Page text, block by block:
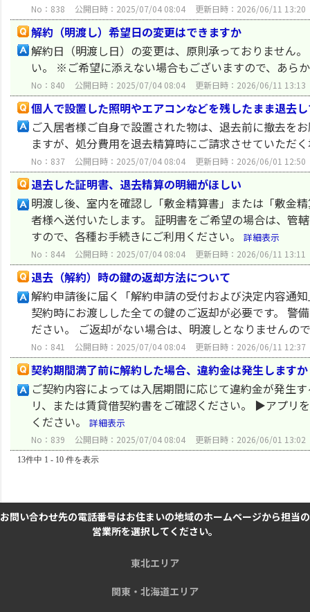
No：838 公開日時：2025/07/04 08:04 更新日時：2026/06/11 13:20
解約（明渡し）希望日の変更はできますか
解約日（明渡し日）の変更は、原則承っておりません
い。 ※ご希望に添えない場合もございますので、あら
No：840 公開日時：2025/07/04 08:04 更新日時：2026/06/11 13:13
個人で設置した照明やエアコンなどを残したまま退去
ご入居者様ご自身で設置された物は、退去前に撤去を
ますが、処分費用を退去精算時にご請求させていただ
No：837 公開日時：2025/07/04 08:04 更新日時：2026/06/01 12:50
退去した証明書、退去精算の明細がほしい
明渡し後、室内を確認し「敷金精算書」または「敷金
者様へ送付いたします。 証明書をご希望の場合は、管
すので、各種お手続きにご利用ください。
詳細表示
No：844 公開日時：2025/07/04 08:04 更新日時：2026/06/11 13:11
退去（解約）時の鍵の返却方法について
解約申請後に届く「解約申請の受付および決定内容通
契約時にお渡しした全ての鍵のご返却が必要です。 警
ださい。 ご返却がない場合は、明渡しとなりませんの
No：841 公開日時：2025/07/04 08:04 更新日時：2026/06/11 12:37
契約期間満了前に解約した場合、違約金は発生しますか
ご契約内容によっては入居期間に応じて違約金が発生
リ、または賃貸借契約書をご確認ください。 ▶アプリ
ください。
詳細表示
No：839 公開日時：2025/07/04 08:04 更新日時：2026/06/01 13:02
13件中 1 - 10 件を表示
お問い合わせ先の電話番号はお住まいの地域のホームページから担当の
営業所を選択してください。
東北エリア
関東・北海道エリア